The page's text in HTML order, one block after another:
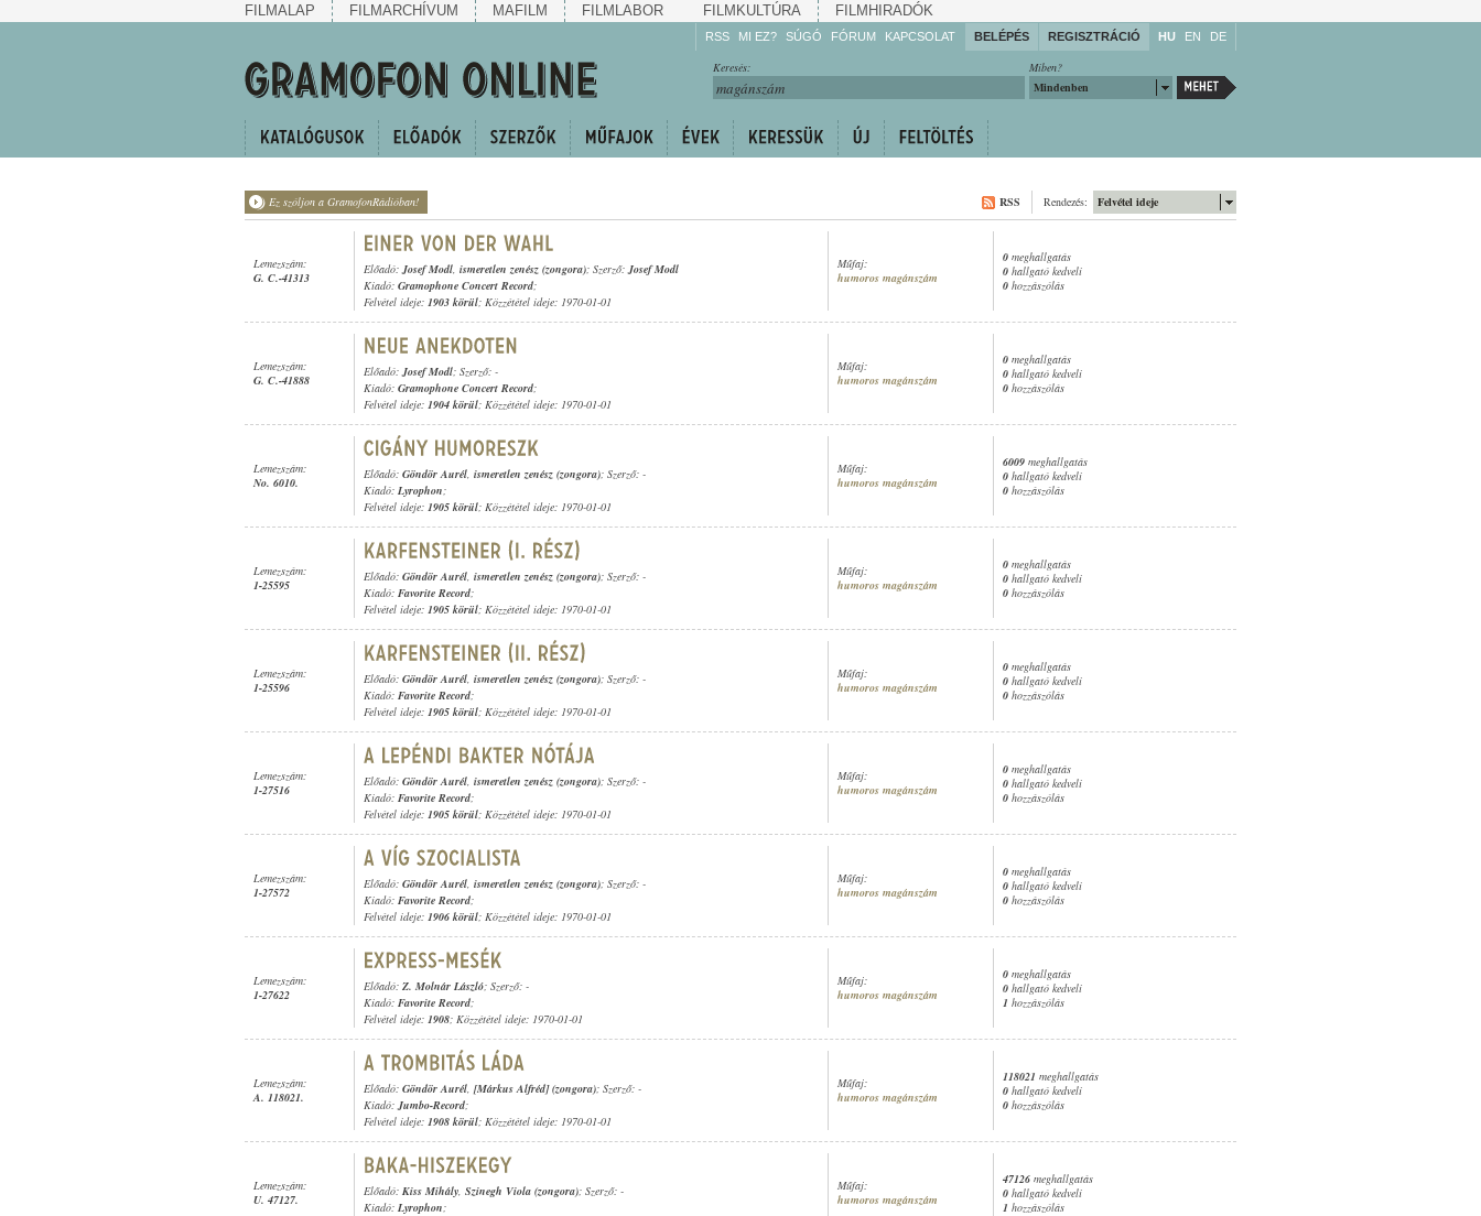
FILMALAP FILMARCHÍVUM MAFILM FILMLABOR FILMKULTÚRA FILMHIRADÓK
RSS MI EZ? SÚGÓ
Gyarapítsa!
FÓRUM KAPCSOLAT BELÉPÉS REGISZTRÁCIÓ HU EN DE
Miben?
Mindenben
Keresés:
Ez szóljon a GramofonRádióban! Felvétel ideje
Rendezés:
RSS
Lemezszám:
G. C.-41313
Előadó:Josef Modl, ismeretlen zenész (zongora); Szerző:Josef Modl
Kiadó: Gramophone Concert Record;
Felvétel ideje: 1903 körül; Közzététel ideje: 1970-01-01
Műfaj:
humoros magánszám
0 meghallgatás
0 hallgató kedveli
0 hozzászólás
Lemezszám:
G. C.-41888
Előadó:Josef Modl; Szerző: -
Kiadó: Gramophone Concert Record;
Felvétel ideje: 1904 körül; Közzététel ideje: 1970-01-01
Műfaj:
humoros magánszám
0 meghallgatás
0 hallgató kedveli
0 hozzászólás
Lemezszám:
No. 6010.
Előadó: Göndör Aurél, ismeretlen zenész (zongora); Szerző: -
Kiadó: Lyrophon;
Felvétel ideje: 1905 körül; Közzététel ideje: 1970-01-01
Műfaj:
humoros magánszám
6009 meghallgatás
0 hallgató kedveli
0 hozzászólás
Lemezszám:
1-25595
Előadó: Göndör Aurél, ismeretlen zenész (zongora); Szerző: -
Kiadó: Favorite Record;
Felvétel ideje: 1905 körül; Közzététel ideje: 1970-01-01
Műfaj:
humoros magánszám
0 meghallgatás
0 hallgató kedveli
0 hozzászólás
Lemezszám:
1-25596
Előadó: Göndör Aurél, ismeretlen zenész (zongora); Szerző: -
Kiadó: Favorite Record;
Felvétel ideje: 1905 körül; Közzététel ideje: 1970-01-01
Műfaj:
humoros magánszám
0 meghallgatás
0 hallgató kedveli
0 hozzászólás
Lemezszám:
1-27516
Előadó: Göndör Aurél, ismeretlen zenész (zongora); Szerző: -
Kiadó: Favorite Record;
Felvétel ideje: 1905 körül; Közzététel ideje: 1970-01-01
Műfaj:
humoros magánszám
0 meghallgatás
0 hallgató kedveli
0 hozzászólás
Lemezszám:
1-27572
Előadó: Göndör Aurél, ismeretlen zenész (zongora); Szerző: -
Kiadó: Favorite Record;
Felvétel ideje: 1906 körül; Közzététel ideje: 1970-01-01
Műfaj:
humoros magánszám
0 meghallgatás
0 hallgató kedveli
0 hozzászólás
Lemezszám:
1-27622
Előadó: Z. Molnár László; Szerző: -
Kiadó: Favorite Record;
Felvétel ideje: 1908; Közzététel ideje: 1970-01-01
Műfaj:
humoros magánszám
0 meghallgatás
0 hallgató kedveli
1 hozzászólás
Lemezszám:
A. 118021.
Előadó: Göndör Aurél, [Márkus Alfréd] (zongora); Szerző: -
Kiadó:Jumbo-Record;
Felvétel ideje: 1908 körül; Közzététel ideje: 1970-01-01
Műfaj:
humoros magánszám
118021 meghallgatás
0 hallgató kedveli
0 hozzászólás
Lemezszám:
U. 47127.
Előadó: Kiss Mihály, Szinegh Viola (zongora); Szerző: -
Kiadó: Lyrophon;
Műfaj:
humoros magánszám
47126 meghallgatás
0 hallgató kedveli
1 hozzászólás